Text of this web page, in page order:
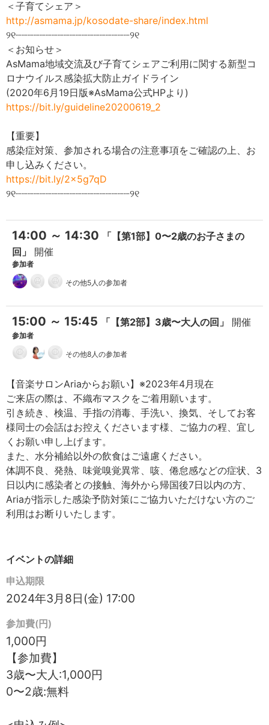
＜子育てシェア＞
http://asmama.jp/kosodate-share/index.html
୨୧┈┈┈┈┈┈┈┈┈┈┈┈┈┈┈┈┈┈┈୨୧
＜お知らせ＞
AsMama地域交流及び子育てシェアご利用に関する新型コ
ロナウイルス感染拡大防止ガイドライン
(2020年6月19日版※AsMama公式HPより)
https://bit.ly/guideline20200619_2
【重要】
感染症対策、参加される場合の注意事項をご確認の上、お
申し込みください。
https://bit.ly/2x5g7qD
୨୧┈┈┈┈┈┈┈┈┈┈┈┈┈┈┈┈┈┈┈୨୧
14:00 ～ 14:30
「【第1部】0〜2歳のお子さまの
回」
開催
参加者
その他5人の参加者
15:00 ～ 15:45 「【第2部】3歳〜大人の回」 開催
参加者
その他8人の参加者
【音楽サロンAriaからお願い】※2023年4月現在
ご来店の際は、不織布マスクをご着用願います。
引き続き、検温、手指の消毒、手洗い、換気、そしてお客
様同士の会話はお控えくださいます様、ご協力の程、宜し
くお願い申し上げます。
また、水分補給以外の飲食はご遠慮ください。
体調不良、発熱、味覚嗅覚異常、咳、倦怠感などの症状、3
日以内に感染者との接触、海外から帰国後7日以内の方、
Ariaが指示した感染予防対策にご協力いただけない方のご
利用はお断りいたします。
イベントの詳細
申込期限
2024年3月8日(金) 17:00
参加費(円)
1,000円
【参加費】
3歳〜大人:1,000円
0〜2歳:無料